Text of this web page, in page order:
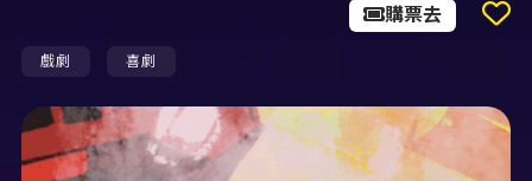
戲劇 喜劇
購票去